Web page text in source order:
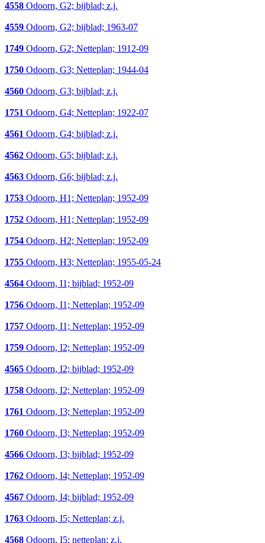
4558 Odoorn, G2; bijblad; z.j.
4559 Odoorn, G2; bijblad; 1963-07
1749 Odoorn, G2; Netteplan; 1912-09
1750 Odoorn, G3; Netteplan; 1944-04
4560 Odoorn, G3; bijblad; z.j.
1751 Odoorn, G4; Netteplan; 1922-07
4561 Odoorn, G4; bijblad; z.j.
4562 Odoorn, G5; bijblad; z.j.
4563 Odoorn, G6; bijblad; z.j.
1753 Odoorn, H1; Netteplan; 1952-09
1752 Odoorn, H1; Netteplan; 1952-09
1754 Odoorn, H2; Netteplan; 1952-09
1755 Odoorn, H3; Netteplan; 1955-05-24
4564 Odoorn, I1; bijblad; 1952-09
1756 Odoorn, I1; Netteplan; 1952-09
1757 Odoorn, I1; Netteplan; 1952-09
1759 Odoorn, I2; Netteplan; 1952-09
4565 Odoorn, I2; bijblad; 1952-09
1758 Odoorn, I2; Netteplan; 1952-09
1761 Odoorn, I3; Netteplan; 1952-09
1760 Odoorn, I3; Netteplan; 1952-09
4566 Odoorn, I3; bijblad; 1952-09
1762 Odoorn, I4; Netteplan; 1952-09
4567 Odoorn, I4; bijblad; 1952-09
1763 Odoorn, I5; Netteplan; z.j.
4568 Odoorn, I5; netteplan; z.j.